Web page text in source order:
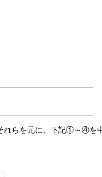
れらを元に、下記①～④を